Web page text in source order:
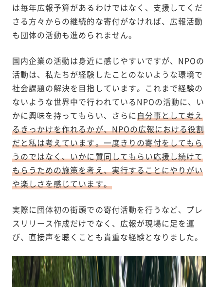
は毎年広報予算があるわけではなく、支援してくだ
さる方々からの継続的な寄付がなければ、広報活動
も団体の活動も進められません。
国内企業の活動は身近に感じやすいですが、NPOの
活動は、私たちが経験したことのないような環境で
社会課題の解決を目指しています。これまで経験の
ないような世界中で行われているNPOの活動に、い
かに興味を持ってもらい、さらに自分事として考え
るきっかけを作れるかが、NPOの広報における役割
だと私は考えています。一度きりの寄付をしてもら
うのではなく、いかに賛同してもらい応援し続けて
もらうための施策を考え、実行することにやりがい
や楽しさを感じています。
実際に団体初の街頭での寄付活動を行うなど、プレ
スリリース作成だけでなく、広報が現場に足を運
び、直接声を聴くことも貴重な経験となりました。